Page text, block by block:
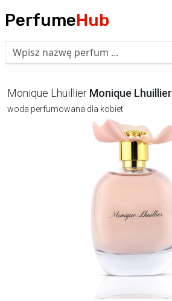
PerfumeHub
Monique Lhuillier Monique Lhuillier
woda perfumowana dla kobiet